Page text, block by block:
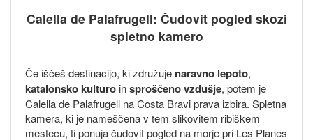
Calella de Palafrugell: Čudovit pogled skozi
spletno kamero
Če iščeš destinacijo, ki združuje naravno lepoto,
katalonsko kulturo insproščeno vzdušje, potem je
Calella de Palafrugell na Costa Bravi prava izbira. Spletna
kamera, ki je nameščena v tem slikovitem ribiškem
mestecu, ti ponuja čudovit pogled na morje pri Les Planes